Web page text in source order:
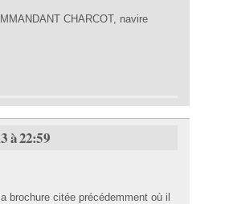
CHARCOT, navire
à 22:59
brochure citée précédemment où il